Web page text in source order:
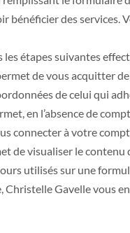
bénéficier des
les étapes suivantes
de vous acquitter
de celui qui
en l’absence de
connecter à votre
de visualiser le
utilisés sur une
Gavelle vous